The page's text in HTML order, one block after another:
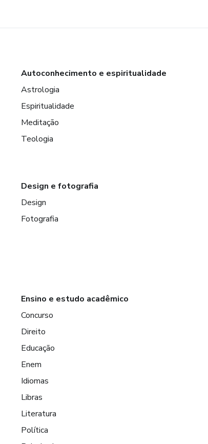
Autoconhecimento e espiritualidade
Astrologia
Espiritualidade
Meditação
Teologia
Design e fotografia
Design
Fotografia
Ensino e estudo acadêmico
Concurso
Direito
Educação
Enem
Idiomas
Libras
Literatura
Política